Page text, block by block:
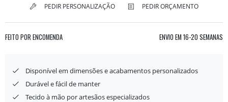
PEDIR PERSONALIZAÇÃO
PEDIR ORÇAMENTO
FEITO POR ENCOMENDA ENVIO EM 16-20 SEMANAS
Disponível em dimensões e acabamentos personalizados
Durável e fácil de manter
Tecido à mão por artesãos especializados